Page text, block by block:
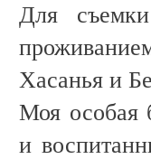
Для
Хасанья и
Моя особая
и